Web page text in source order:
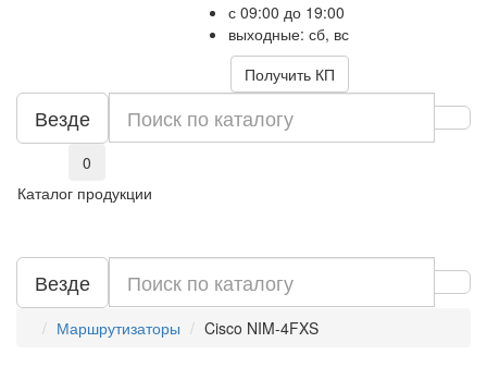
с 09:00 до 19:00
выходные: сб, вс
Получить КП
Везде
0
Каталог продукции
Везде
Маршрутизаторы Cisco NIM-4FXS